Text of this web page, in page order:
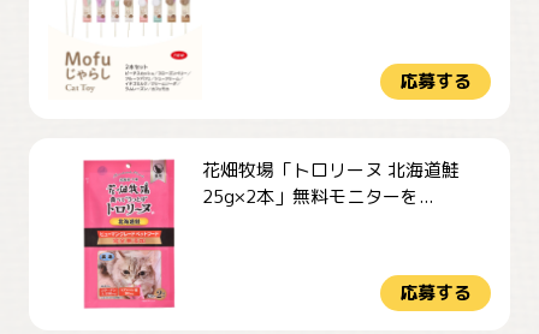
応募する
花畑牧場「トロリーヌ 北海道鮭
25g×2本」無料モニターを...
応募する